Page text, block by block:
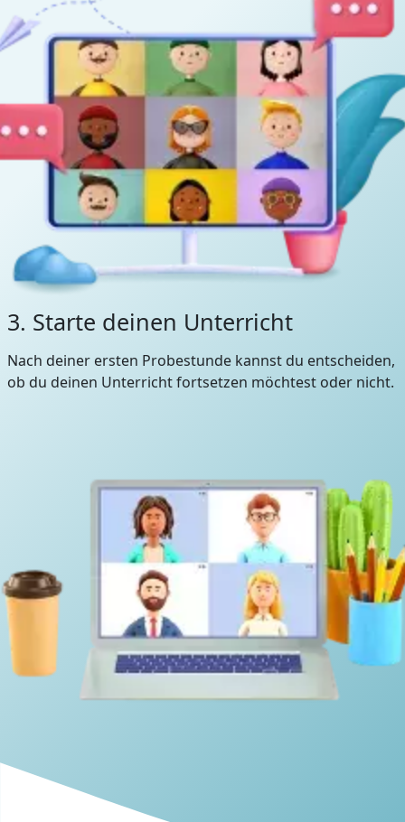
3. Starte deinen Unterricht
Nach deiner ersten Probestunde kannst du entscheiden,
ob du deinen Unterricht fortsetzen möchtest oder nicht.